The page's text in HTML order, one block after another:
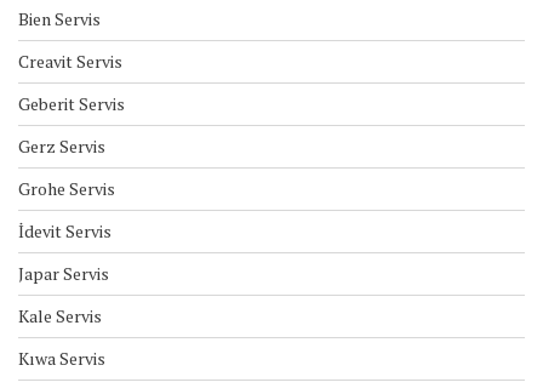
Bien Servis
Creavit Servis
Geberit Servis
Gerz Servis
Grohe Servis
İdevit Servis
Japar Servis
Kale Servis
Kıwa Servis